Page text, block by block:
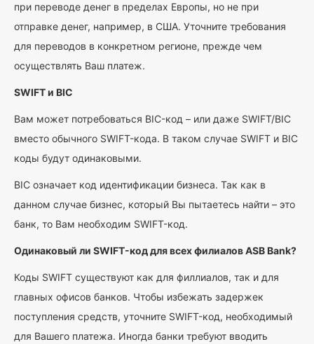
при переводе денег в пределах Европы, но не при
отправке денег, например, в США. Уточните требования
для переводов в конкретном регионе, прежде чем
осуществлять Ваш платеж.
SWIFT и BIC
Вам может потребоваться BIC-код – или даже SWIFT/BIC
вместо обычного SWIFT-кода. В таком случае SWIFT и BIC
коды будут одинаковыми.
BIC означает код идентификации бизнеса. Так как в
данном случае бизнес, который Вы пытаетесь найти – это
банк, то Вам необходим SWIFT-код.
Одинаковый ли SWIFT-код для всех филиалов ASB Bank?
Коды SWIFT существуют как для филлиалов, так и для
главных офисов банков. Чтобы избежать задержек
поступления средств, уточните SWIFT-код, необходимый
для Вашего платежа. Иногда банки требуют вводить